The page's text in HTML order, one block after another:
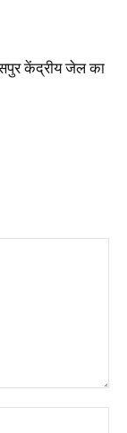
केंद्रीय जेल का